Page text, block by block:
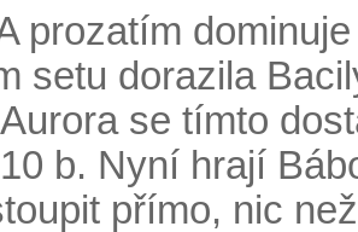
prozatím
setu dorazila
se tímto
b. Nyní hrají
přímo, nic